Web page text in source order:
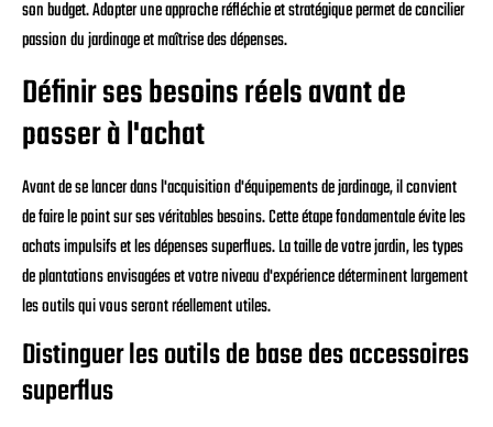
son budget. Adopter une approche réfléchie et stratégique permet de concilier
passion du jardinage et maîtrise des dépenses.
Définir ses besoins réels avant de
passer à l'achat
Avant de se lancer dans l'acquisition d'équipements de jardinage, il convient
de faire le point sur ses véritables besoins. Cette étape fondamentale évite les
achats impulsifs et les dépenses superflues. La taille de votre jardin, les types
de plantations envisagées et votre niveau d'expérience déterminent largement
les outils qui vous seront réellement utiles.
Distinguer les outils de base des accessoires
superflus